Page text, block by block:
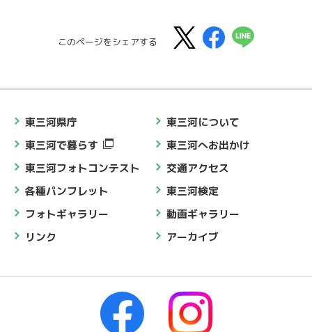
このページをシェアする
東三河県庁
東三河について
東三河で暮らす
東三河へお出かけ
東三河フォトコンテスト
交通アクセス
各種パンフレット
東三河検定
フォトギャラリー
動画ギャラリー
リンク
アーカイブ